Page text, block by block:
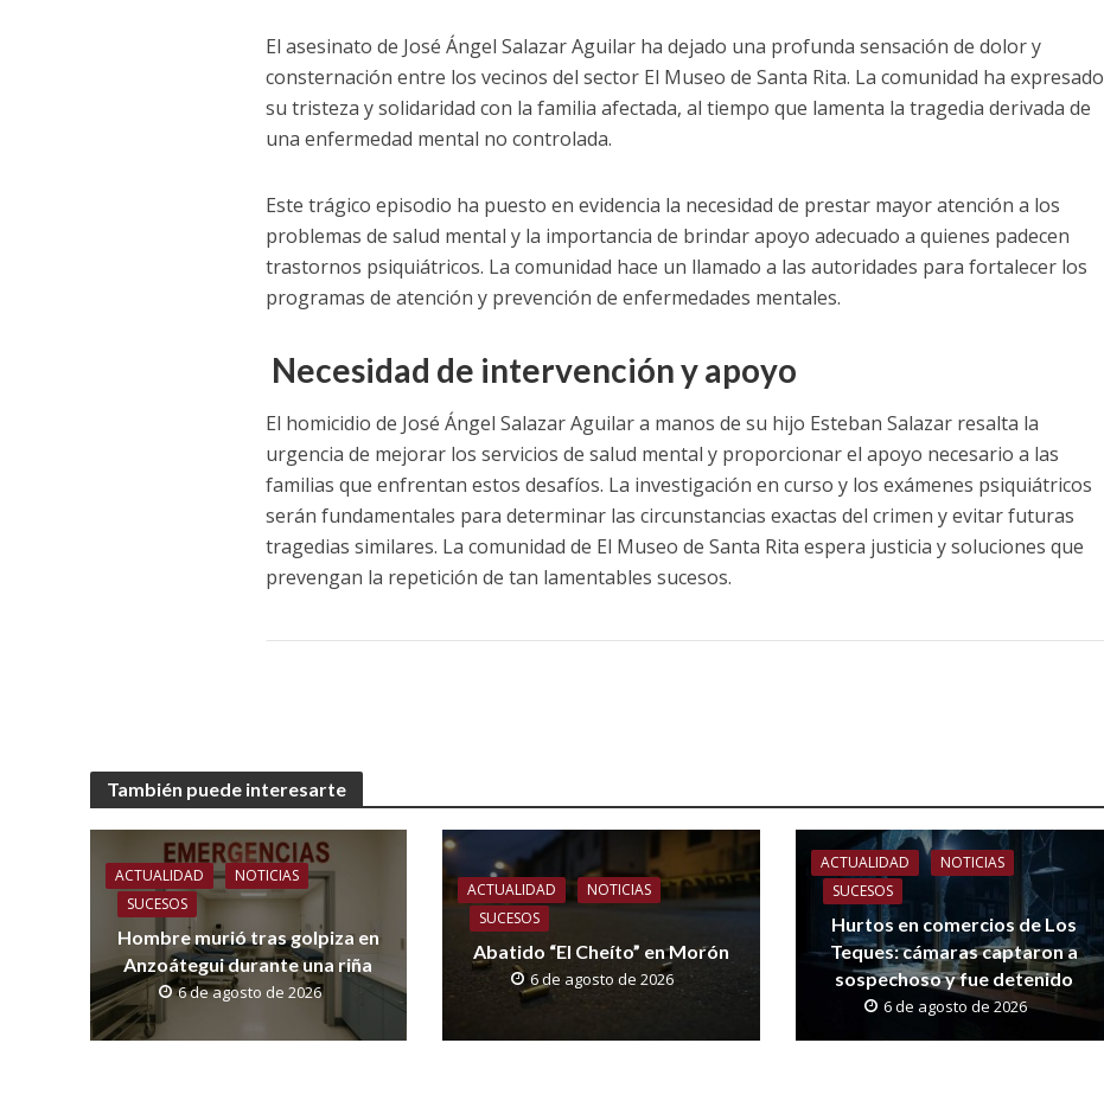
El asesinato de José Ángel Salazar Aguilar ha dejado una profunda sensación de dolor y
consternación entre los vecinos del sector El Museo de Santa Rita. La comunidad ha expresado
su tristeza y solidaridad con la familia afectada, al tiempo que lamenta la tragedia derivada de
una enfermedad mental no controlada.
Este trágico episodio ha puesto en evidencia la necesidad de prestar mayor atención a los
problemas de salud mental y la importancia de brindar apoyo adecuado a quienes padecen
trastornos psiquiátricos. La comunidad hace un llamado a las autoridades para fortalecer los
programas de atención y prevención de enfermedades mentales.
Necesidad de intervención y apoyo
El homicidio de José Ángel Salazar Aguilar a manos de su hijo Esteban Salazar resalta la
urgencia de mejorar los servicios de salud mental y proporcionar el apoyo necesario a las
familias que enfrentan estos desafíos. La investigación en curso y los exámenes psiquiátricos
serán fundamentales para determinar las circunstancias exactas del crimen y evitar futuras
tragedias similares. La comunidad de El Museo de Santa Rita espera justicia y soluciones que
prevengan la repetición de tan lamentables sucesos.
También puede interesarte
ACTUALIDAD
NOTICIAS
SUCESOS
Hombre murió tras golpiza en
Anzoátegui durante una riña
6 de agosto de 2026
ACTUALIDAD
NOTICIAS
SUCESOS
Abatido “El Cheíto” en Morón
6 de agosto de 2026
ACTUALIDAD
NOTICIAS
SUCESOS
Hurtos en comercios de Los
Teques: cámaras captaron a
sospechoso y fue detenido
6 de agosto de 2026